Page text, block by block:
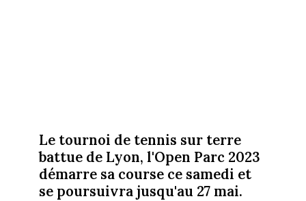
Le tournoi de tennis sur terre
battue de Lyon, l'Open Parc 2023
démarre sa course ce samedi et
se poursuivra jusqu'au 27 mai.